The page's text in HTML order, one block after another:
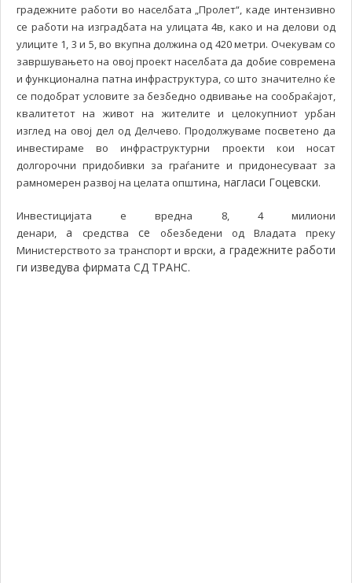
градежните работи во населбата „Пролет“, каде интензивно
се работи на изградбата на улицата 4в, како и на делови од
улиците 1, 3 и 5, во вкупна должина од 420 метри. Очекувам со
завршувањето на овој проект населбата да добие современа
и функционална патна инфраструктура, со што значително ќе
се подобрат условите за безбедно одвивање на сообраќајот,
квалитетот на живот на жителите и целокупниот урбан
изглед на овој дел од Делчево. Продолжуваме посветено да
инвестираме во инфраструктурни проекти кои носат
долгорочни придобивки за граѓаните и придонесуваат за
рамномерен развој на целата општина, нагласи Гоцевски.
Инвестицијата е вредна 8, 4 милиони
денари, а средства се обезбедени од Владата преку
Министерството за транспорт и врски, а градежните работи
ги изведува фирмата СД ТРАНС.